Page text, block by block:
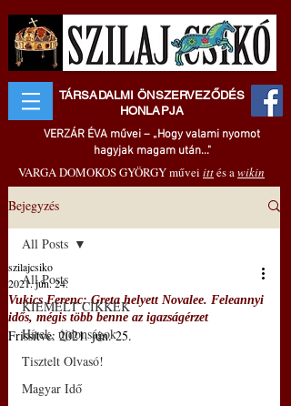
TÁRSADALMI ÖNSZERVEZŐDÉS
HONLAPJA
VERZÁR ÉVA művei – „Hogy valami nyomot
hagyjak magam után..."
VARGA DOMOKOS GYÖRGY művei ittés awikin
Bejegyzés
All Posts
KIEMELT CIKKEK
Hírek, újdonságok
Tisztelt Olvasó!
Magyar Idő
All Posts
Vukics Ferenc: Greta helyett Novalee. Feleannyi
idős, mégis több benne az igazságérzet
szilajcsiko
2021. jún. 24.
Frissítve:2021. jún. 25.